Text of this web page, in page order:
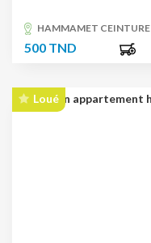
HAMMAMET CEINTURE
500 TND
Loué